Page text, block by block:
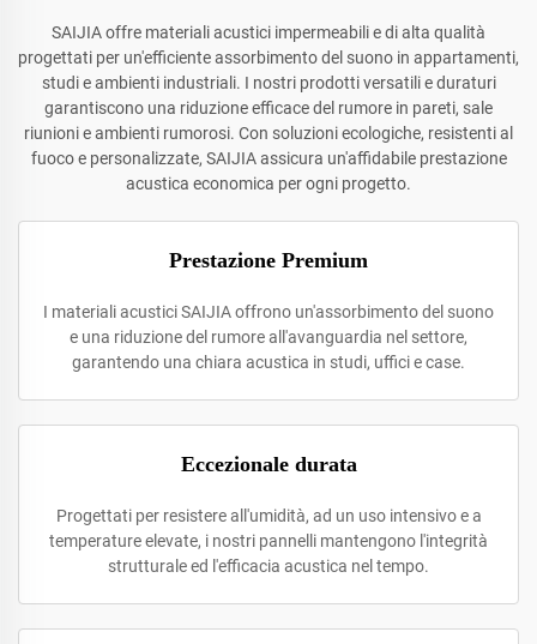
SAIJIA offre materiali acustici impermeabili e di alta qualità
progettati per un'efficiente assorbimento del suono in appartamenti,
studi e ambienti industriali. I nostri prodotti versatili e duraturi
garantiscono una riduzione efficace del rumore in pareti, sale
riunioni e ambienti rumorosi. Con soluzioni ecologiche, resistenti al
fuoco e personalizzate, SAIJIA assicura un'affidabile prestazione
acustica economica per ogni progetto.
Prestazione Premium
I materiali acustici SAIJIA offrono un'assorbimento del suono
e una riduzione del rumore all'avanguardia nel settore,
garantendo una chiara acustica in studi, uffici e case.
Eccezionale durata
Progettati per resistere all'umidità, ad un uso intensivo e a
temperature elevate, i nostri pannelli mantengono l'integrità
strutturale ed l'efficacia acustica nel tempo.